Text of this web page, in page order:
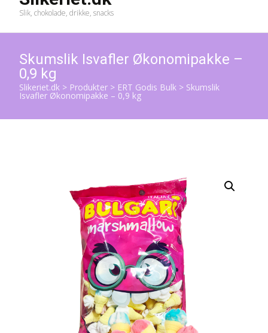
Slik, chokolade, drikke, snacks
Skumslik Isvafler Økonomipakke –
0,9 kg
Slikeriet.dk > Produkter > ERT Godis Bulk > Skumslik
Isvafler Økonomipakke – 0,9 kg